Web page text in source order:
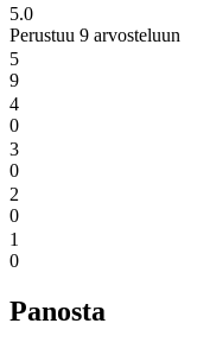
5.0
Perustuu 9 arvosteluun
5
9
4
0
3
0
2
0
1
0
Panosta